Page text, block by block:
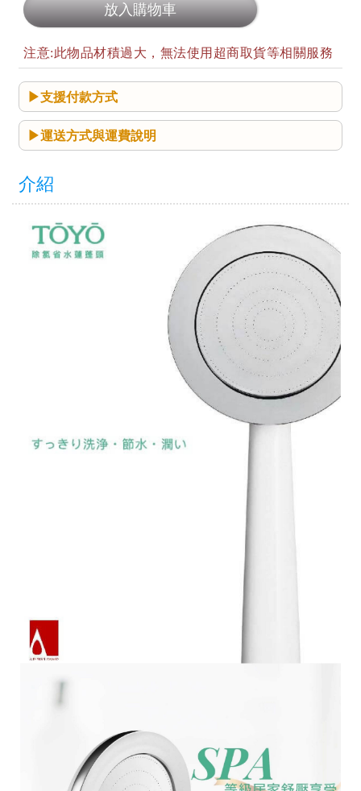
注意:此物品材積過大，無法使用超商取貨等相關服務
支援付款方式
運送方式與運費說明
介紹